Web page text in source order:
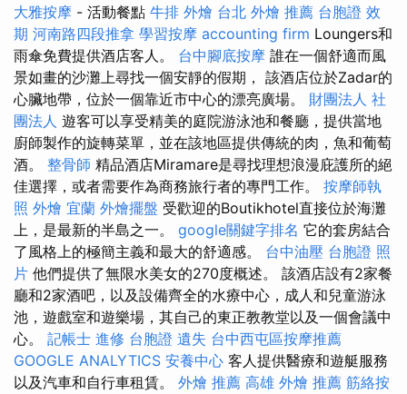
大雅按摩 - 活動餐點 牛排 外燴 台北 外燴 推薦 台胞證 效
期 河南路四段推拿 學習按摩 accounting firm Loungers和
雨傘免費提供酒店客人。 台中腳底按摩 誰在一個舒適而風
景如畫的沙灘上尋找一個安靜的假期， 該酒店位於Zadar的
心臟地帶，位於一個靠近市中心的漂亮廣場。 財團法人 社
團法人 遊客可以享受精美的庭院游泳池和餐廳，提供當地
廚師製作的旋轉菜單，並在該地區提供傳統的肉，魚和葡萄
酒。 整骨師 精品酒店Miramare是尋找理想浪漫庇護所的絕
佳選擇，或者需要作為商務旅行者的專門工作。 按摩師執
照 外燴 宜蘭 外燴擺盤 受歡迎的Boutikhotel直接位於海灘
上，是最新的半島之一。 google關鍵字排名 它的套房結合
了風格上的極簡主義和最大的舒適感。 台中油壓 台胞證 照
片 他們提供了無限水美女的270度概述。 該酒店設有2家餐
廳和2家酒吧，以及設備齊全的水療中心，成人和兒童游泳
池，遊戲室和遊樂場，其自己的東正教教堂以及一個會議中
心。 記帳士 進修 台胞證 遺失 台中西屯區按摩推薦
GOOGLE ANALYTICS 安養中心 客人提供醫療和遊艇服務
以及汽車和自行車租賃。 外燴 推薦 高雄 外燴 推薦 筋絡按